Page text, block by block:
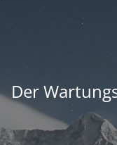
Der